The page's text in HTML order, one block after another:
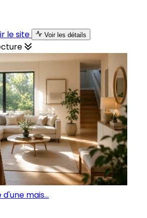
le site Voir les détails
mais...